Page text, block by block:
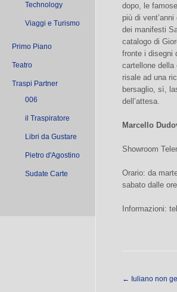
Technology
Viaggi e Turismo
Primo Piano
Teatro
Traspi Partner
006
il Traspiratore
Libri da Gustare
Pietro d'Agostino
Sudate Carte
dopo, le
più di
dei manifesti
catalogo di
fronte i disegni
cartellone
risale ad una
bersaglio, sì,
dell’attesa.
Marcello
Showroom
Orario: da
sabato dalle
Informazioni:
← Iuliano non